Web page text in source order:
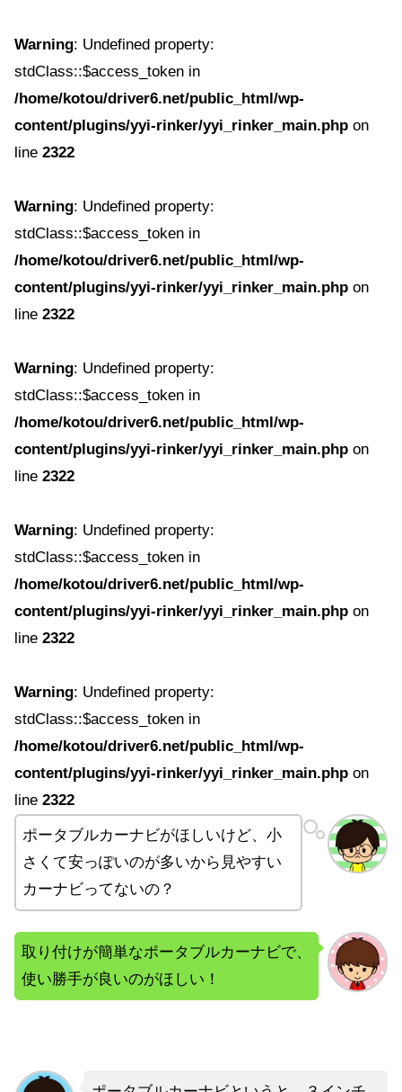
Warning: Undefined property:
stdClass::$access_token in
/home/kotou/driver6.net/public_html/wp-
content/plugins/yyi-rinker/yyi_rinker_main.php on
line 2322
Warning: Undefined property:
stdClass::$access_token in
/home/kotou/driver6.net/public_html/wp-
content/plugins/yyi-rinker/yyi_rinker_main.php on
line 2322
Warning: Undefined property:
stdClass::$access_token in
/home/kotou/driver6.net/public_html/wp-
content/plugins/yyi-rinker/yyi_rinker_main.php on
line 2322
Warning: Undefined property:
stdClass::$access_token in
/home/kotou/driver6.net/public_html/wp-
content/plugins/yyi-rinker/yyi_rinker_main.php on
line 2322
Warning: Undefined property:
stdClass::$access_token in
/home/kotou/driver6.net/public_html/wp-
content/plugins/yyi-rinker/yyi_rinker_main.php on
line 2322
ポータブルカーナビがほしいけど、小
さくて安っぽいのが多いから見やすい
カーナビってないの？
取り付けが簡単なポータブルカーナビで、
使い勝手が良いのがほしい！